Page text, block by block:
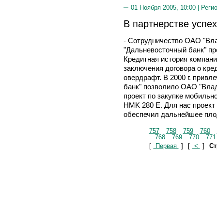
01 Ноября 2005, 10:00 |
В партнерстве
- Сотрудничество ОАО
"Дальневосточный банк"
Кредитная история
заключения договора о
овердрафт. В 2000 г.
банк" позволило ОАО
проект по закупке
HMK 280 Е. Для нас проект
обеспечил дальнейшее
757 758 759 760
768
769 770
771
[
Первая ] [ < ]